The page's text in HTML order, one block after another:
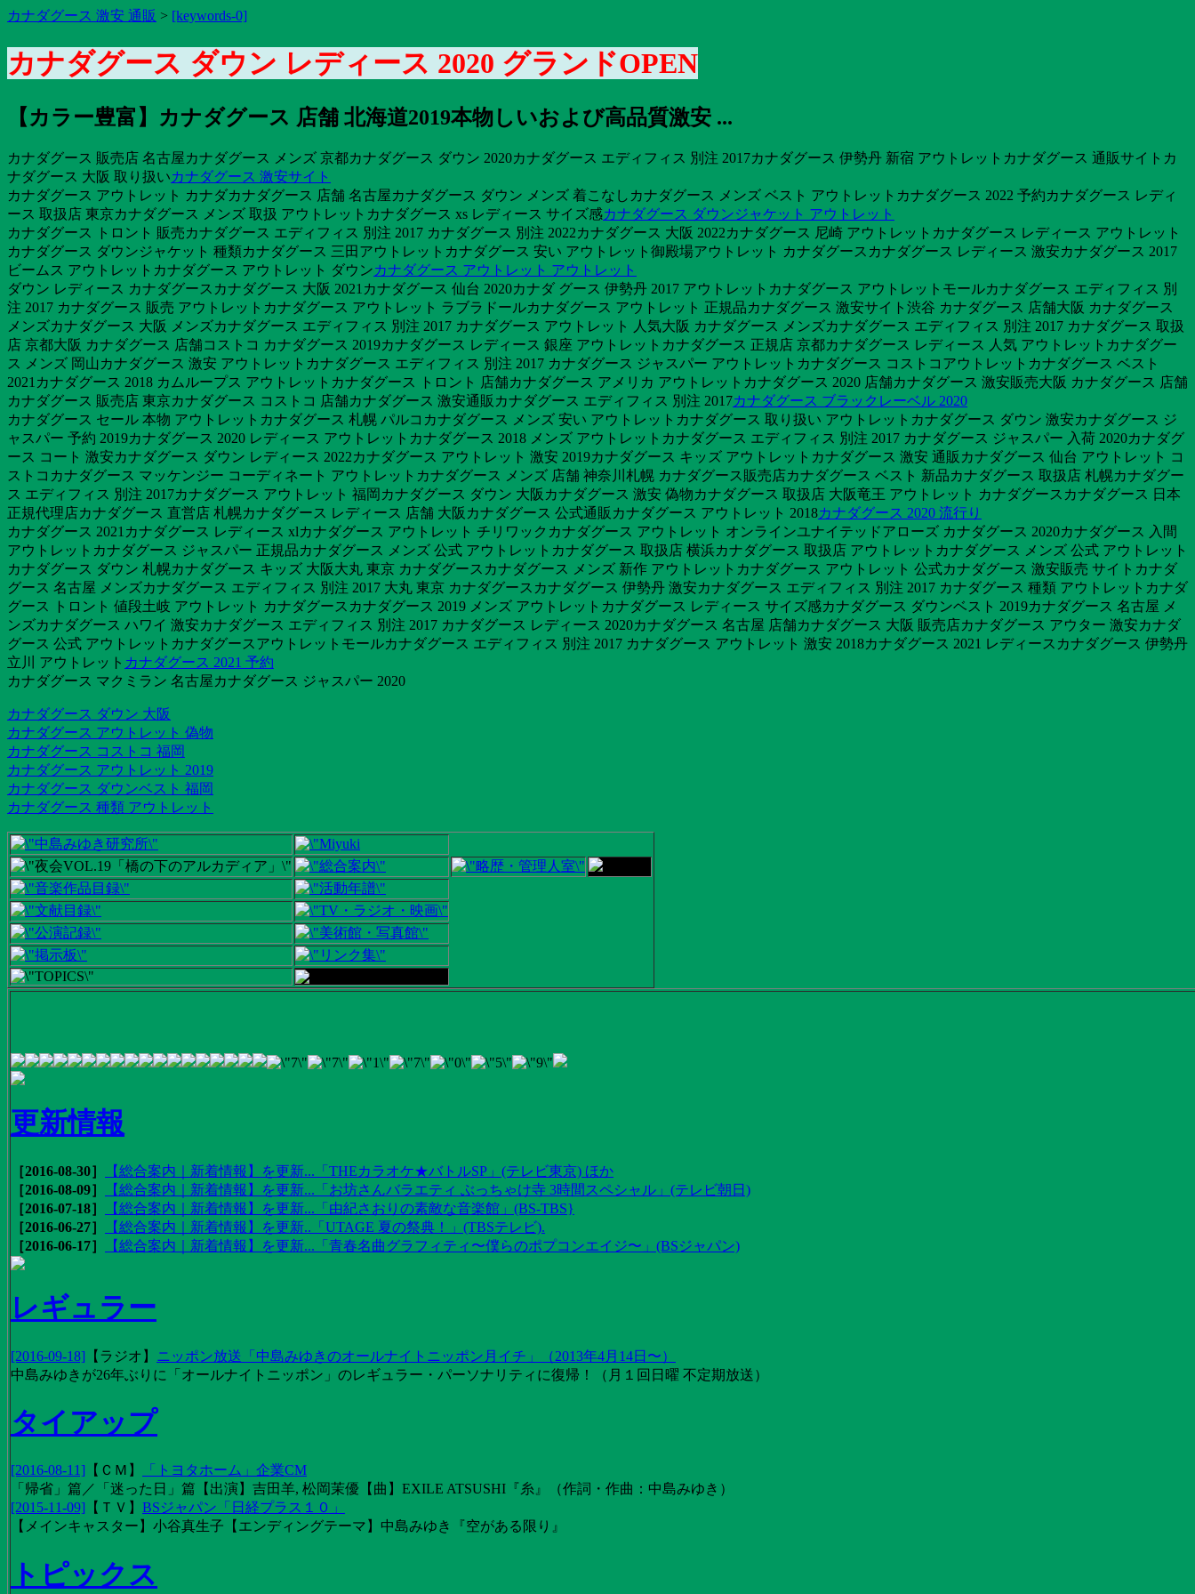
カナダグース 激安 通販 > [keywords-0]
カナダグース ダウン レディース 2020 グランドOPEN
【カラー豊富】カナダグース 店舗 北海道2019本物しいおよび高品質激安 ...
カナダグース 販売店 名古屋カナダグース メンズ 京都カナダグース ダウン 2020カナダグース エディフィス 別注 2017カナダグース 伊勢丹 新宿 アウトレットカナダグース 通販サイトカ
ナダグース 大阪 取り扱いカナダグース 激安サイト
カナダグース アウトレット カナダカナダグース 店舗 名古屋カナダグース ダウン メンズ 着こなしカナダグース メンズ ベスト アウトレットカナダグース 2022 予約カナダグース レディ
ース 取扱店 東京カナダグース メンズ 取扱 アウトレットカナダグース xs レディース サイズ感カナダグース ダウンジャケット アウトレット
カナダグース トロント 販売カナダグース エディフィス 別注 2017 カナダグース 別注 2022カナダグース 大阪 2022カナダグース 尼崎 アウトレットカナダグース レディース アウトレット
カナダグース ダウンジャケット 種類カナダグース 三田アウトレットカナダグース 安い アウトレット御殿場アウトレット カナダグースカナダグース レディース 激安カナダグース 2017
ビームス アウトレットカナダグース アウトレット ダウンカナダグース アウトレット アウトレット
ダウン レディース カナダグースカナダグース 大阪 2021カナダグース 仙台 2020カナダ グース 伊勢丹 2017 アウトレットカナダグース アウトレットモールカナダグース エディフィス 別
注 2017 カナダグース 販売 アウトレットカナダグース アウトレット ラブラドールカナダグース アウトレット 正規品カナダグース 激安サイト渋谷 カナダグース 店舗大阪 カナダグース
メンズカナダグース 大阪 メンズカナダグース エディフィス 別注 2017 カナダグース アウトレット 人気大阪 カナダグース メンズカナダグース エディフィス 別注 2017 カナダグース 取扱
店 京都大阪 カナダグース 店舗コストコ カナダグース 2019カナダグース レディース 銀座 アウトレットカナダグース 正規店 京都カナダグース レディース 人気 アウトレットカナダグー
ス メンズ 岡山カナダグース 激安 アウトレットカナダグース エディフィス 別注 2017 カナダグース ジャスパー アウトレットカナダグース コストコアウトレットカナダグース ベスト
2021カナダグース 2018 カムループス アウトレットカナダグース トロント 店舗カナダグース アメリカ アウトレットカナダグース 2020 店舗カナダグース 激安販売大阪 カナダグース 店舗
カナダグース 販売店 東京カナダグース コストコ 店舗カナダグース 激安通販カナダグース エディフィス 別注 2017カナダグース ブラックレーベル 2020
カナダグース セール 本物 アウトレットカナダグース 札幌 パルコカナダグース メンズ 安い アウトレットカナダグース 取り扱い アウトレットカナダグース ダウン 激安カナダグース ジ
ャスパー 予約 2019カナダグース 2020 レディース アウトレットカナダグース 2018 メンズ アウトレットカナダグース エディフィス 別注 2017 カナダグース ジャスパー 入荷 2020カナダグ
ース コート 激安カナダグース ダウン レディース 2022カナダグース アウトレット 激安 2019カナダグース キッズ アウトレットカナダグース 激安 通販カナダグース 仙台 アウトレット コ
ストコカナダグース マッケンジー コーディネート アウトレットカナダグース メンズ 店舗 神奈川札幌 カナダグース販売店カナダグース ベスト 新品カナダグース 取扱店 札幌カナダグー
ス エディフィス 別注 2017カナダグース アウトレット 福岡カナダグース ダウン 大阪カナダグース 激安 偽物カナダグース 取扱店 大阪竜王 アウトレット カナダグースカナダグース 日本
正規代理店カナダグース 直営店 札幌カナダグース レディース 店舗 大阪カナダグース 公式通販カナダグース アウトレット 2018カナダグース 2020 流行り
カナダグース 2021カナダグース レディース xlカナダグース アウトレット チリワックカナダグース アウトレット オンラインユナイテッドアローズ カナダグース 2020カナダグース 入間
アウトレットカナダグース ジャスパー 正規品カナダグース メンズ 公式 アウトレットカナダグース 取扱店 横浜カナダグース 取扱店 アウトレットカナダグース メンズ 公式 アウトレット
カナダグース ダウン 札幌カナダグース キッズ 大阪大丸 東京 カナダグースカナダグース メンズ 新作 アウトレットカナダグース アウトレット 公式カナダグース 激安販売 サイトカナダ
グース 名古屋 メンズカナダグース エディフィス 別注 2017 大丸 東京 カナダグースカナダグース 伊勢丹 激安カナダグース エディフィス 別注 2017 カナダグース 種類 アウトレットカナダ
グース トロント 値段土岐 アウトレット カナダグースカナダグース 2019 メンズ アウトレットカナダグース レディース サイズ感カナダグース ダウンベスト 2019カナダグース 名古屋 メ
ンズカナダグース ハワイ 激安カナダグース エディフィス 別注 2017 カナダグース レディース 2020カナダグース 名古屋 店舗カナダグース 大阪 販売店カナダグース アウター 激安カナダ
グース 公式 アウトレットカナダグースアウトレットモールカナダグース エディフィス 別注 2017 カナダグース アウトレット 激安 2018カナダグース 2021 レディースカナダグース 伊勢丹
立川 アウトレット カナダグース 2021 予約
カナダグース マクミラン 名古屋カナダグース ジャスパー 2020
カナダグース ダウン 大阪
カナダグース アウトレット 偽物
カナダグース コストコ 福岡
カナダグース アウトレット 2019
カナダグース ダウンベスト 福岡
カナダグース 種類 アウトレット
更新情報
［2016-08-30］
【総合案内｜新着情報】を更新...「THEカラオケ★バトルSP」(テレビ東京) ほか
［2016-08-09］
【総合案内｜新着情報】を更新...「お坊さんバラエティ ぶっちゃけ寺 3時間スペシャル」(テレビ朝日)
［2016-07-18］
【総合案内｜新着情報】を更新...「由紀さおりの素敵な音楽館」(BS-TBS}
［2016-06-27］
【総合案内｜新着情報】を更新..「UTAGE 夏の祭典！」(TBSテレビ).
［2016-06-17］
【総合案内｜新着情報】を更新...「青春名曲グラフィティ〜僕らのポプコンエイジ〜」(BSジャパン)
レギュラー
[2016-09-18] 【 ラジオ 】 ニッポン放送「中島みゆきのオールナイトニッポン月イチ」（2013年4月14日〜）
中島みゆきが26年ぶりに「オールナイトニッポン」のレギュラー・パーソナリティに復帰！（月１回日曜 不定期放送）
タイアップ
[2016-08-11] 【 ＣＭ 】
「トヨタホーム」企業CM
「帰省」篇／「迷った日」篇【出演】吉田羊, 松岡茉優【曲】EXILE ATSUSHI『糸』（作詞・作曲：中島みゆき）
[2015-11-09] 【 ＴＶ 】 BSジャパン「日経プラス１０」
【メインキャスター】小谷真生子【エンディングテーマ】中島みゆき『空がある限り』
トピックス